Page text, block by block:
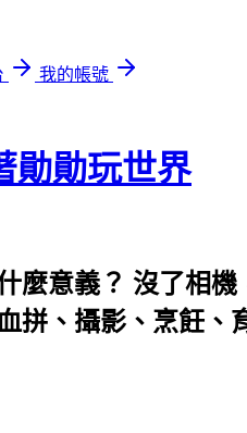
我的帳號
勛勛玩世界
麼意義？ 沒了相
拼、攝影、烹飪、